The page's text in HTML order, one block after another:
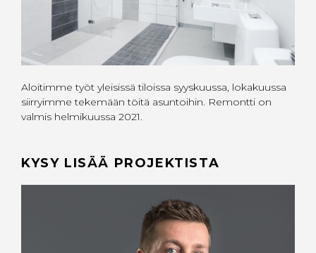
Aloitimme työt yleisissä tiloissa syyskuussa, lokakuussa
siirryimme tekemään töitä asuntoihin. Remontti on
valmis helmikuussa 2021.
KYSY LISÄÄ PROJEKTISTA